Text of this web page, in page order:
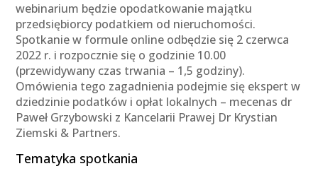
webinarium będzie opodatkowanie majątku
przedsiębiorcy podatkiem od nieruchomości.
Spotkanie w formule online odbędzie się 2 czerwca
2022 r. i rozpocznie się o godzinie 10.00
(przewidywany czas trwania – 1,5 godziny).
Omówienia tego zagadnienia podejmie się ekspert w
dziedzinie podatków i opłat lokalnych – mecenas dr
Paweł Grzybowski z Kancelarii Prawej Dr Krystian
Ziemski & Partners.
Tematyka spotkania